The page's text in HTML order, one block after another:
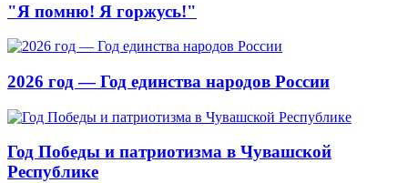
"Я помню! Я горжусь!"
2026 год — Год единства народов России
Год Победы и патриотизма в Чувашской
Республике